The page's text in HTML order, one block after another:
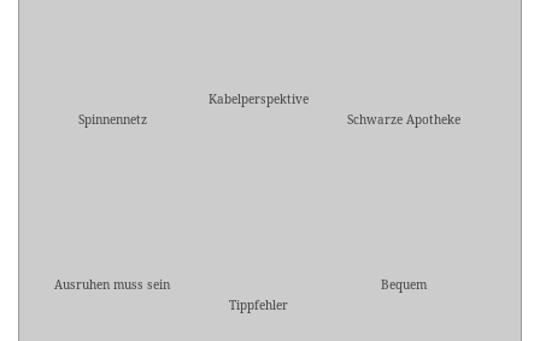
Spinnennetz
Kabelperspektive
Schwarze Apotheke
Ausruhen muss sein
Tippfehler
Bequem